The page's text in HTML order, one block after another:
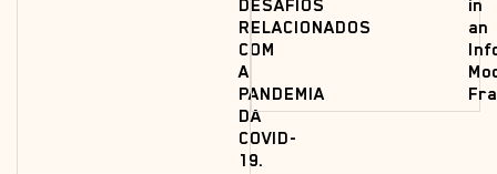
DESAFIOS
RELACIONADOS
COM
A
PANDEMIA
DA
COVID-
19.
in
an